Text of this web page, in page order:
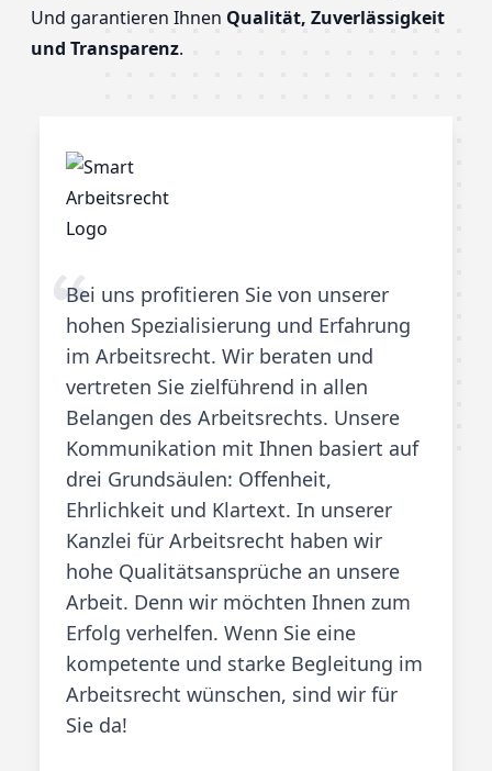
Und garantieren Ihnen Qualität, Zuverlässigkeit
und Transparenz.
Bei uns profitieren Sie von unserer
hohen Spezialisierung und Erfahrung
im Arbeitsrecht. Wir beraten und
vertreten Sie zielführend in allen
Belangen des Arbeitsrechts. Unsere
Kommunikation mit Ihnen basiert auf
drei Grundsäulen: Offenheit,
Ehrlichkeit und Klartext. In unserer
Kanzlei für Arbeitsrecht haben wir
hohe Qualitätsansprüche an unsere
Arbeit. Denn wir möchten Ihnen zum
Erfolg verhelfen. Wenn Sie eine
kompetente und starke Begleitung im
Arbeitsrecht wünschen, sind wir für
Sie da!